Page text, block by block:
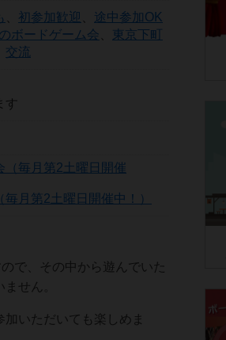
初参加歓迎
途中参加OK
ボードゲーム会
東京下町
交流
月第2土曜日開催中！）
で、その中から遊んでいた
せん。
いただいても楽しめま